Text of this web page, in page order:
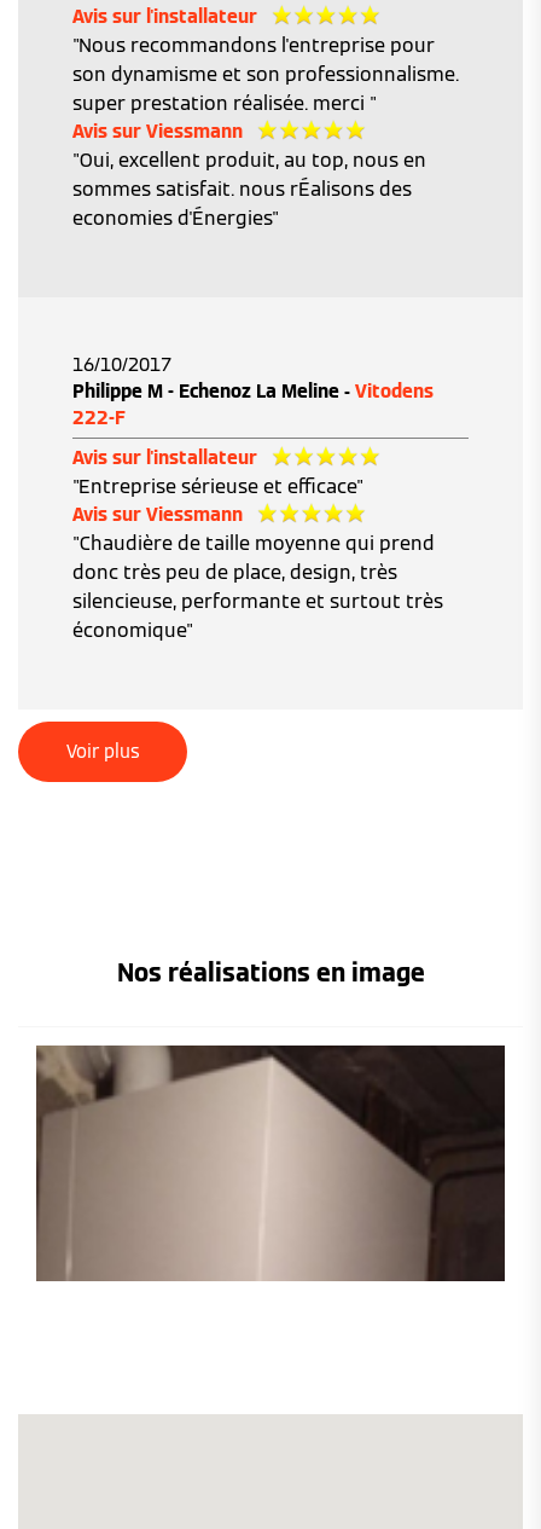
Avis sur l'installateur
"Nous recommandons l'entreprise pour
son dynamisme et son professionnalisme.
super prestation réalisée. merci "
Avis sur Viessmann
"Oui, excellent produit, au top, nous en
sommes satisfait. nous rÉalisons des
economies d'Énergies"
16/10/2017
Philippe M - Echenoz La Meline - Vitodens
222-F
Avis sur l'installateur
"Entreprise sérieuse et efficace"
Avis sur Viessmann
"Chaudière de taille moyenne qui prend
donc très peu de place, design, très
silencieuse, performante et surtout très
économique"
Voir plus
Nos réalisations en image